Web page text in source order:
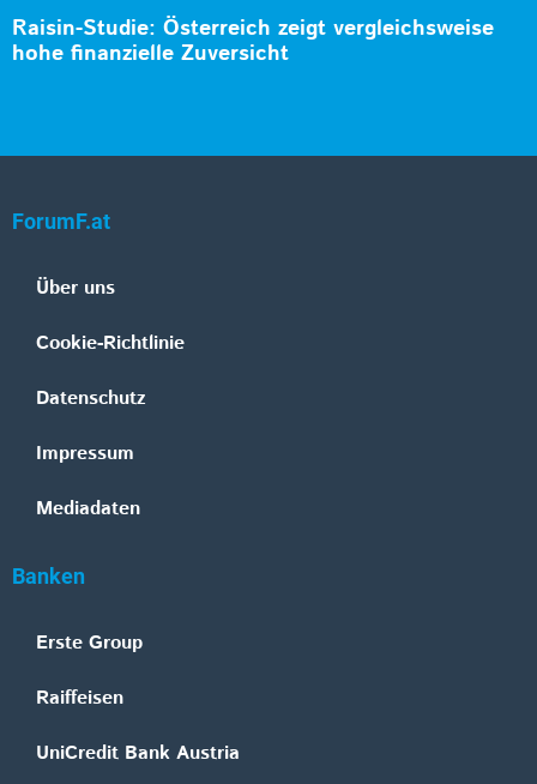
Raisin-Studie: Österreich zeigt vergleichsweise
hohe finanzielle Zuversicht
ForumF.at
Über uns
Cookie-Richtlinie
Datenschutz
Impressum
Mediadaten
Banken
Erste Group
Raiffeisen
UniCredit Bank Austria